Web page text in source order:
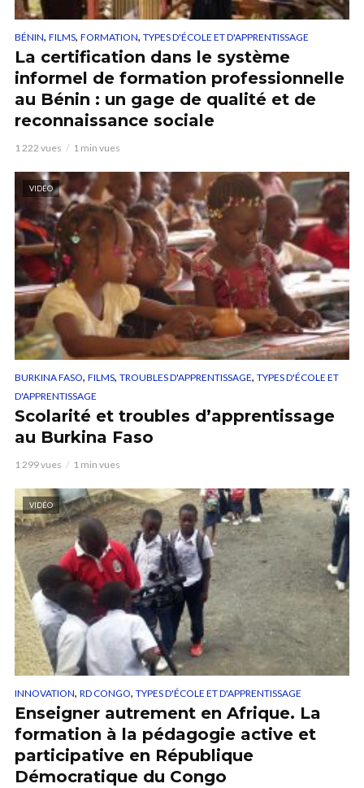
BÉNIN, FILMS, FORMATION, TYPES D'ÉCOLE ET D'APPRENTISSAGE
La certification dans le système
informel de formation professionnelle
au Bénin : un gage de qualité et de
reconnaissance sociale
1 222 vues 1 min vues
VIDÉO
BURKINA FASO, FILMS, TROUBLES D'APPRENTISSAGE, TYPES D'ÉCOLE ET
D'APPRENTISSAGE
Scolarité et troubles d’apprentissage
au Burkina Faso
1 299 vues 1 min vues
VIDÉO
INNOVATION, RD CONGO, TYPES D'ÉCOLE ET D'APPRENTISSAGE
Enseigner autrement en Afrique. La
formation à la pédagogie active et
participative en République
Démocratique du Congo